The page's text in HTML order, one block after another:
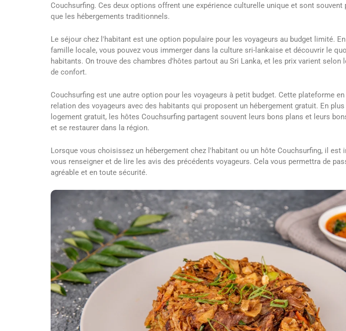
Couchsurfing. Ces deux options offrent une expérience culturelle unique et sont souvent
que les hébergements traditionnels.
Le séjour chez l'habitant est une option populaire pour les voyageurs au budget limité.
famille locale, vous pouvez vous immerger dans la culture sri-lankaise et découvrir le
habitants. On trouve des chambres d'hôtes partout au Sri Lanka, et les prix varient selon
de confort.
Couchsurfing est une autre option pour les voyageurs à petit budget. Cette plateforme
relation des voyageurs avec des habitants qui proposent un hébergement gratuit. En
logement gratuit, les hôtes Couchsurfing partagent souvent leurs bons plans et leurs
et se restaurer dans la région.
Lorsque vous choisissez un hébergement chez l'habitant ou un hôte Couchsurfing, il est
vous renseigner et de lire les avis des précédents voyageurs. Cela vous permettra de
agréable et en toute sécurité.